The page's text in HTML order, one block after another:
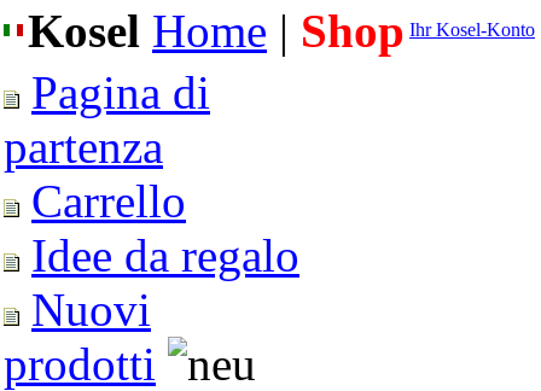
Kosel Home | Shop Ihr Kosel-Konto
Pagina di
partenza
Carrello
Idee da regalo
Nuovi
prodotti